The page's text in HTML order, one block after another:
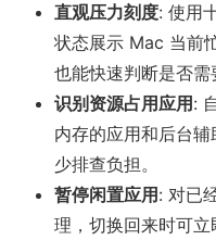
直观压力刻度: 使用
状态展示 Mac 当前
也能快速判断是否需
识别资源占用应用 :
内存的应用和后台
少排查负担。
暂停闲置应用 : 对已
理，切换回来时可